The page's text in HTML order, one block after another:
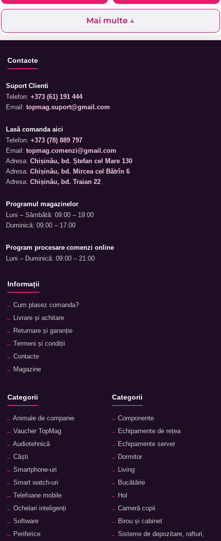
Mai multe ↓
Contacte
Suport Clienti
Telefon: +373 (61) 191 444
Email: topmag.suport@gmail.com
Lasă comanda aici
Telefon: +373 (78) 889 797
Email: topmag.comenzi@gmail.com
Adresa: Chișinău, bd. Ștefan cel Mare 130
Adresa: Chișinău, bd. Mircea cel Bătrîn 6
Adresa: Chișinău, bd. Traian 22
Programul magazinelor
Luni – Sâmbătă: 09:00 – 19:00
Duminică: 09:00 – 17:00
Program procesare comenzi online
Luni – Duminică: 09:00 – 21:00
Informații
Cum plasez comanda?
Livrare și achitare
Returnare și garanție
Termeni și condiții
Contacte
Magazine
Categorii
Animale de companie
Vaucher TopMag
Audiotehnică
Căști
Smartphone-uri
Smart watch-uri
Telefoane mobile
Ochelari inteligenți
Software
Periferice
Categorii
Componente
Echipamente de rețea
Echipamente server
Dormitor
Living
Bucătărie
Hol
Cameră copii
Birou și cabinet
Sisteme de depozitare, rafturi,